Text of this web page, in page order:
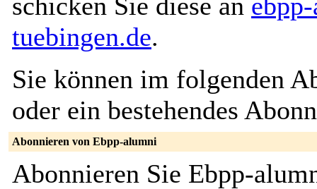
tuebingen.de.
Sie können im folgenden
oder ein bestehendes
Abonnieren von Ebpp-alumni
Abonnieren Sie Ebpp-